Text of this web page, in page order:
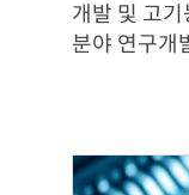
개발 및 고
분야 연구개